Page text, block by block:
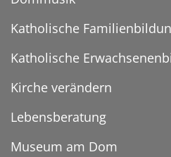
Katholische
Katholische
Kirche verändern
Lebensberatung
Museum am Dom